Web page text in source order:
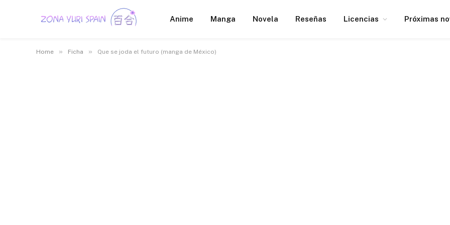
Anime Manga Novela Reseñas Licencias Próximas
Home » Ficha » Que se joda el futuro (manga de México)